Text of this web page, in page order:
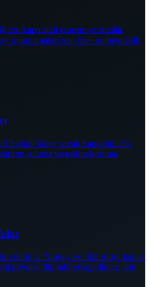
ton kapasiteli tasarım ve imalat.
uygulamaları için özel mühendislik
levhalı klape savak kapakları. Su
sulama ve taşkın koruma
derin su Stoney ve düz sürgü kapak
gövdesi dip tahliye açıklıkları için